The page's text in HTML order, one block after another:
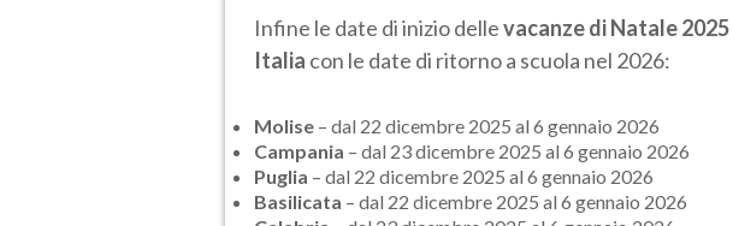
Infine le date di inizio dellevacanze di Natale 2025
Italia con le date di ritorno a scuola nel 2026:
Molise – dal 22 dicembre 2025 al 6 gennaio 2026
Campania – dal 23 dicembre 2025 al 6 gennaio 2026
Puglia – dal 22 dicembre 2025 al 6 gennaio 2026
Basilicata – dal 22 dicembre 2025 al 6 gennaio 2026